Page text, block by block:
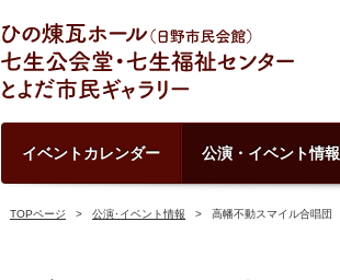
イベントカレンダー 公演・イベント情報
TOPページ 公演･イベント情報 高幡不動スマイル合唱団